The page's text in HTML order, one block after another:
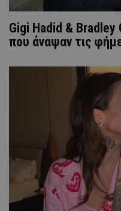
Gigi Hadid & Bradley
που άναψαν τις